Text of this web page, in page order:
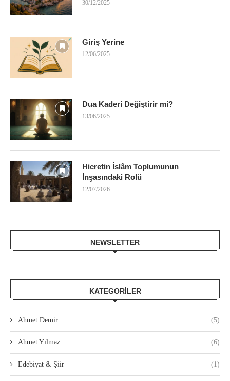
30/12/2025
Giriş Yerine
12/06/2025
Dua Kaderi Değiştirir mi?
13/06/2025
Hicretin İslâm Toplumunun
İnşasındaki Rolü
12/07/2026
NEWSLETTER
KATEGORILER
Ahmet Demir (5)
Ahmet Yılmaz (6)
Edebiyat & Şiir (1)